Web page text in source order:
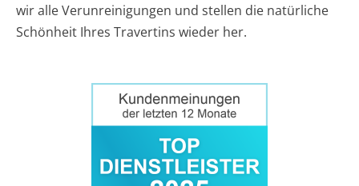
wir alle Verunreinigungen und stellen die natürliche
Schönheit Ihres Travertins wieder her.